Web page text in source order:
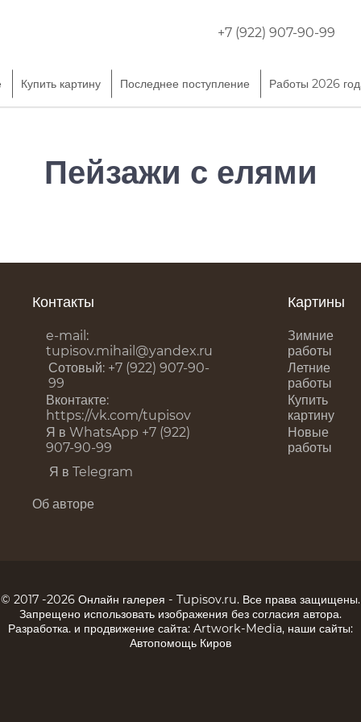
+7 (922) 907-90-99
Купить картину Последнее поступление Работы 2026
Пейзажи c елями
Контакты
e-mail:
tupisov.mihail@yandex.ru
Сотовый: +7 (922) 907-90-
99
Вконтакте:
https://vk.com/tupisov
Я в WhatsApp +7 (922)
907-90-99
Я в Telegram
Об авторе
Картины
Зимние
работы
Летние
работы
Купить
картину
Новые
работы
© 2017 -2026 Онлайн галерея - Tupisov.ru. Все права защищены.
Запрещено использовать изображения без согласия автора.
Разработка. и продвижение сайта: Artwork-Media, наши сайты:
Автопомощь Киров